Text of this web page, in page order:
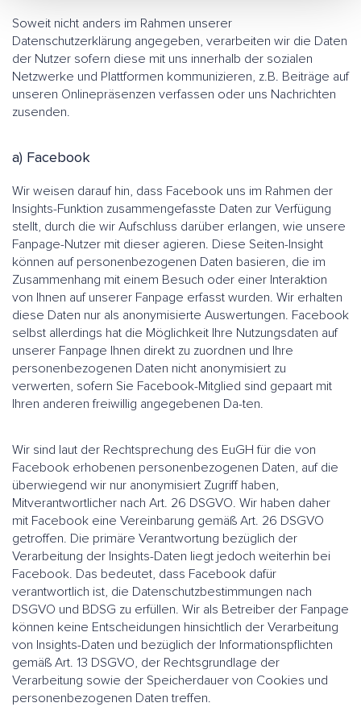
Soweit nicht anders im Rahmen unserer
Datenschutzerklärung angegeben, verarbeiten wir die Daten
der Nutzer sofern diese mit uns innerhalb der sozialen
Netzwerke und Plattformen kommunizieren, z.B. Beiträge auf
unseren Onlinepräsenzen verfassen oder uns Nachrichten
zusenden.
a) Facebook
Wir weisen darauf hin, dass Facebook uns im Rahmen der
Insights-Funktion zusammengefasste Daten zur Verfügung
stellt, durch die wir Aufschluss darüber erlangen, wie unsere
Fanpage-Nutzer mit dieser agieren. Diese Seiten-Insight
können auf personenbezogenen Daten basieren, die im
Zusammenhang mit einem Besuch oder einer Interaktion
von Ihnen auf unserer Fanpage erfasst wurden. Wir erhalten
diese Daten nur als anonymisierte Auswertungen. Facebook
selbst allerdings hat die Möglichkeit Ihre Nutzungsdaten auf
unserer Fanpage Ihnen direkt zu zuordnen und Ihre
personenbezogenen Daten nicht anonymisiert zu
verwerten, sofern Sie Facebook-Mitglied sind gepaart mit
Ihren anderen freiwillig angegebenen Da-ten.
Wir sind laut der Rechtsprechung des EuGH für die von
Facebook erhobenen personenbezogenen Daten, auf die
überwiegend wir nur anonymisiert Zugriff haben,
Mitverantwortlicher nach Art. 26 DSGVO. Wir haben daher
mit Facebook eine Vereinbarung gemäß Art. 26 DSGVO
getroffen. Die primäre Verantwortung bezüglich der
Verarbeitung der Insights-Daten liegt jedoch weiterhin bei
Facebook. Das bedeutet, dass Facebook dafür
verantwortlich ist, die Datenschutzbestimmungen nach
DSGVO und BDSG zu erfüllen. Wir als Betreiber der Fanpage
können keine Entscheidungen hinsichtlich der Verarbeitung
von Insights-Daten und bezüglich der Informationspflichten
gemäß Art. 13 DSGVO, der Rechtsgrundlage der
Verarbeitung sowie der Speicherdauer von Cookies und
personenbezogenen Daten treffen.